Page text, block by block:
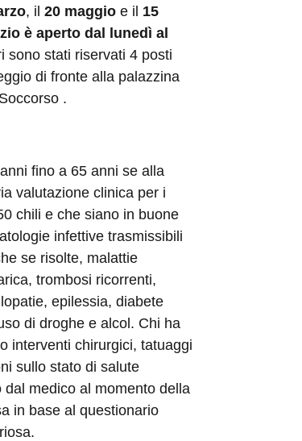
, il 20 maggio e il 15
è aperto dal lunedì al
sono stati riservati 4 posti
di fronte alla palazzina
.
fino a 65 anni se alla
valutazione clinica per i
chili e che siano in buone
infettive trasmissibili
se risolte, malattie
trombosi ricorrenti,
epilessia, diabete
di droghe e alcol. Chi ha
interventi chirurgici, tatuaggi
sullo stato di salute
dal medico al momento della
in base al questionario